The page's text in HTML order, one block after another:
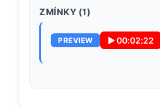
ZMÍNKY (1)
PREVIEW ▶00:02:22